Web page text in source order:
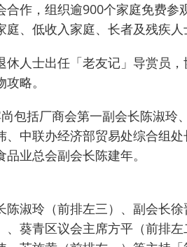
合作，组织逾900个家庭免费
、低收入家庭、长者及残疾人
人士出任「老友记」导赏员
略。
包括厂商会第一副会长陈淑
中联办经济部贸易处综合组
业总会副会长陈建年。
淑玲（前排左三）、副会长
葵青区议会主席方平（前排